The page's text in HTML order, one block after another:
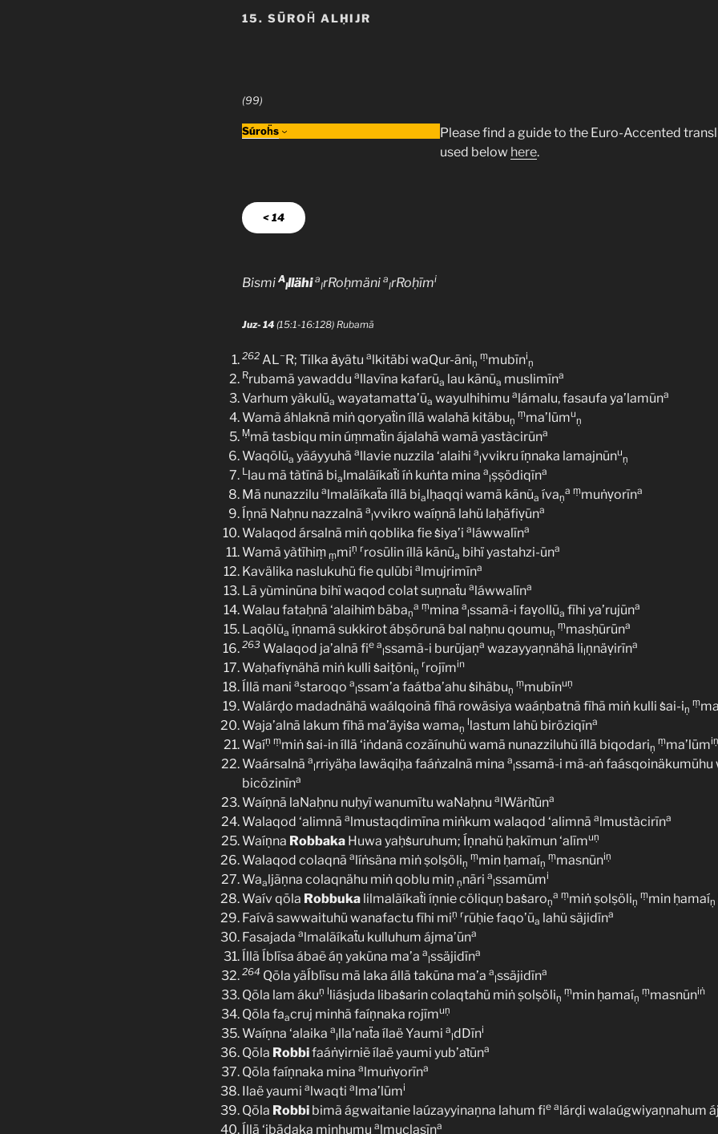
15. SŪROḦ ALḤIJR
(99)
Súroḧs
Please find a guide to the Euro-Accented
used below here.
< 14
Bismi A
lllähi a
lrRoḥmäni a
lrRoḥīmi
Juz- 14 (15:1-16:128) Rubamā
262 AL~ R; Tilka ǎyätu alkitäbi waQur-āniṇ
ṃmubīni
ṇ
Rrubamā yawaddu allavīna kafarūa lau kānūa muslimīna
Varhum yàkulūa wayatamatta’ūa wayulhihimu alámalu, fasaufa ya’lamūna
Wamã áhlaknā miṅ qoryaẗin íllā walahā kitäbuṇ
ṃma’lūmu
ṇ
Ṃmā tasbiqu min úṃmaẗin ájalahā wamā yastàcirūna
Waqōlūa yãáyyuhā allavie nuzzila ‘alaihi a
lvvikru íṇnaka lamajnūnu
ṇ
Llau mā tàtīnā bialmalãíkaẗi íṅ kuṅta mina a
lṣṣödiqīna
Mā nunazzilu almalãíkaẗa íllā bialḥaqqi wamā kānũa ívaṇ
a ṃmuṅṿorīna
Íṇnā Naḥnu nazzalnā a
lvvikro waíṇnā lahü laḥäfiṿūna
Walaqod ársalnā miṅ qoblika fie ṡiya’i aláwwalīna
Wamā yàtīhiṃ ṃmiṇ rrosūlin íllā kānūa bihï yastahzi-ūna
Kavälika naslukuhü fie qulūbi almujrimīna
Lā yùminūna bihï waqod colat suṇnaẗu aláwwalīna
Walau fataḥnā ‘alaihiṁ bābaṇ
a ṃmina a
lssamã-i faṿollūa fīhi ya’rujūna
Laqōlũa íṇnamā sukkirot ábṣörunā bal naḥnu qoumuṇ
ṃmasḥūrūna
263 Walaqod ja’alnā fie a
lssamã-i burūjaṇa wazayyaṇnähā lilṇnäṿirīna
Waḥafiṿnähā miṅ kulli ṡaiṭōniṇ
rrojīmin
Íllā mani astaroqo a
lssam’a faátba’ahu ṡihābuṇ
ṃmubīnuṇ
Walárḍo madadnähā waálqoinā fīhā rowäsiya waáņbatnā fīhā miṅ kulli ṡai-iṇ
ṃ
Waja’alnā lakum fīhā ma’äyiṡa wamaṇ
llastum lahü biröziqīna
Waíṇ ṃmiṅ ṡai-in íllā ‘iṅdanā cozãínuhü wamā nunazziluhũ íllā biqodariṇ
ṃma’lūmiṇ
Waársalnā a
lrriyäḥa lawäqiḥa faáṅzalnā mina a
lssamã-i mã-aṅ faásqoinäkumūhu
bicōzinīna
Waíṇnā laNaḥnu nuḥyï wanumītu waNaḥnu alWäriṫūna
Walaqod ‘alimnā almustaqdimīna miṅkum walaqod ‘alimnā almustàcirīna
Waíṇna Robbaka Huwa yaḥṡuruhum; Íṇnahü ḥakīmun ‘alīmuṇ
Walaqod colaqnā alíṅsäna miṅ ṣolṣöliṇ
ṃmin ḥamaíṇ
ṃmasnūniṇ
Waaljãṇna colaqnähu miṅ qoblu miṇ ṇnāri a
lssamūmi
Waív qōla Robbuka lilmalãíkaẗi íṇnie cöliquņ baṡaroṇ
a ṃmiṅ ṣolṣöliṇ
ṃmin ḥamaíṇ
Faívā sawwaituhü wanafactu fīhi miṇ rrūḥie faqo’ūa lahü säjidīna
Fasajada almalãíkaẗu kulluhum ájma’ūna
Íllã Íblīsa ábaẽ áṇ yakūna ma’a a
lssäjidīna
264 Qōla yäÍblīsu mā laka állā takūna ma’a a
lssäjidīna
Qōla lam ákuṇ lliásjuda libaṡarin colaqtahü miṅ ṣolṣöliṇ
ṃmin ḥamaíṇ
ṃmasnūniṅ
Qōla faacruj minhā faíṇnaka rojīmuṇ
Waíṇna ‘alaika a
llla’naẗa ílaë Yaumi a
ldDīni
Qōla Robbifaáṅṿirniẽ ílaë yaumi yub’aṫūna
Qōla faíṇnaka mina almuṅṿorīna
Ilaë yaumi alwaqti alma’lūmi
Qōla Robbi bimã ágwaitanie laúzayyinaṇna lahum fie alárḍi walaúgwiyaṇnahum
Íllā ‘ibādaka minhumu almuclaṣīna